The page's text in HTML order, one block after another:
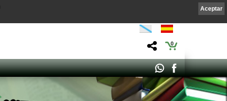
0
Aceptar